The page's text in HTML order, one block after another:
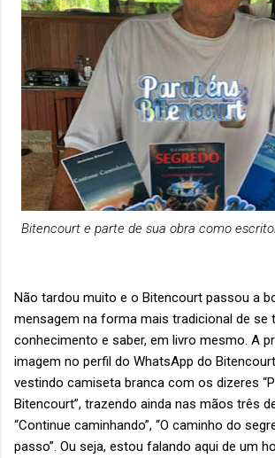
Bitencourt e parte de sua obra como
Não tardou muito e o Bitencourt passou a
mensagem na forma mais tradicional de se
conhecimento e saber, em livro mesmo. A
imagem no perfil do WhatsApp do
vestindo camiseta branca com os dizeres
Bitencourt”, trazendo ainda nas mãos três
“Continue caminhando”, “O caminho do
passo”. Ou seja, estou falando aqui de um